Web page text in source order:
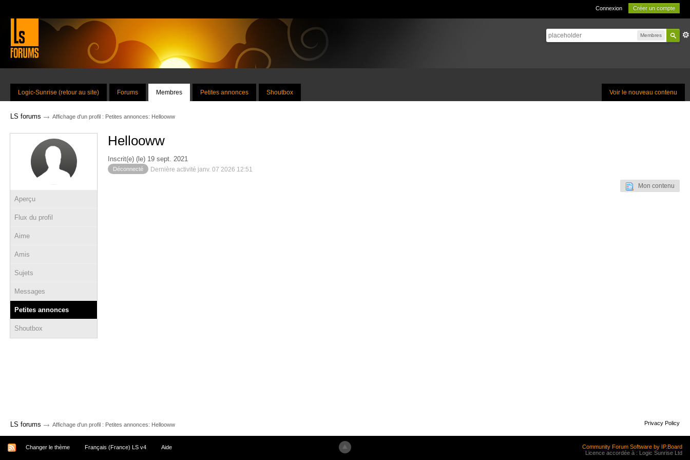
Connexion Créer un compte
Membres
Voir le nouveau contenu
Logic-Sunrise (retour au site) Forums Membres Petites annonces Shoutbox
LS forums → Affichage d'un profil : Petites annonces: Hellooww
Aperçu
Flux du profil
Aime
Amis
Sujets
Messages
Petites annonces
Shoutbox
Hellooww
Inscrit(e) (le) 19 sept. 2021
Déconnecté Dernière activité janv. 07 2026 12:51
Mon contenu
LS forums → Affichage d'un profil : Petites annonces: Hellooww Privacy Policy
Changer le thème Français (France) LS v4 Aide
Community Forum Software by IP.Board
Licence accordée à : Logic Sunrise Ltd